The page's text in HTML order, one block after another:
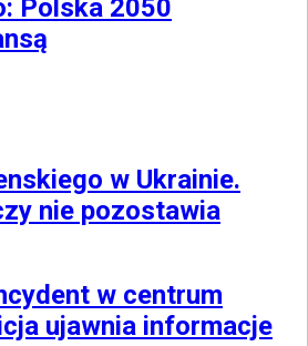
Polska 2050
w Ukrainie.
nie pozostawia
w centrum
ujawnia informacje